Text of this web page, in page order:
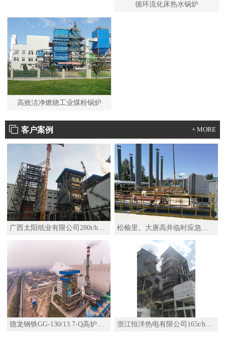
循环流化床热水锅炉
高效洁净燃烧工业煤粉锅炉
客户案例 + MORE
广西太阳纸业有限公司280t/h高温高压锅炉 松榆里、大唐高井临时应急热源项目移动热源机组SZS29-2.5/110/50-Q水管D型燃气锅炉
德龙钢铁GG-130/13.7-Q高炉煤气锅炉 浙江恒洋热电有限公司165t/h高温高压锅炉及其配套系统改造项目